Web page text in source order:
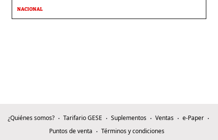
NACIONAL
¿Quiénes somos? Tarifario GESE Suplementos Ventas
e-Paper
Puntos de venta
Términos y condiciones